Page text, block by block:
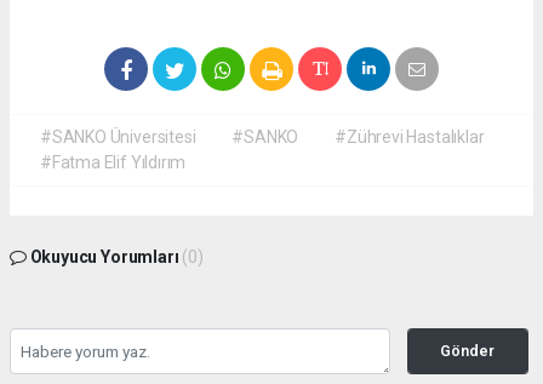
#SANKO Üniversitesi #SANKO
#Zührevi Hastalıklar
#Fatma Elif Yıldırım
Okuyucu Yorumları (0)
Gönder